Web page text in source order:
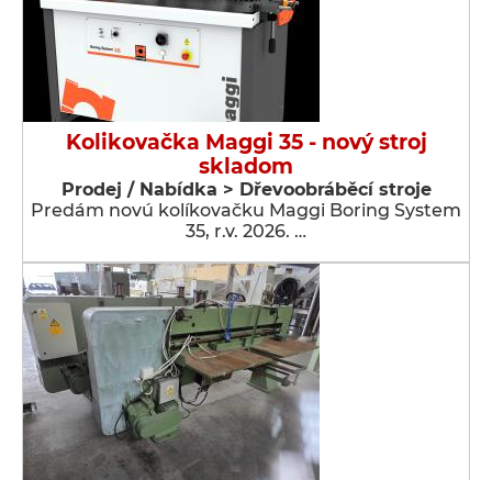
Kolikovačka Maggi 35 - nový stroj
skladom
Prodej / Nabídka > Dřevoobráběcí stroje
Predám novú kolíkovačku Maggi Boring System
35, r.v. 2026. …